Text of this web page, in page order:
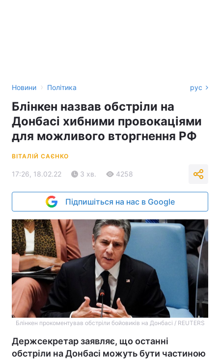
Новини › Політика рус
Блінкен назвав обстріли на
Донбасі хибними провокаціями
для можливого вторгнення РФ
ВІТАЛІЙ САЄНКО
17:26, 18.02.22 3 хв. 4258
Підпишіться на нас в Google
Блінкен прокоментував обстріли бойовиків на Донбасі / REUTERS
Держсекретар заявляє, що останні
обстріли на Донбасі можуть бути частиною